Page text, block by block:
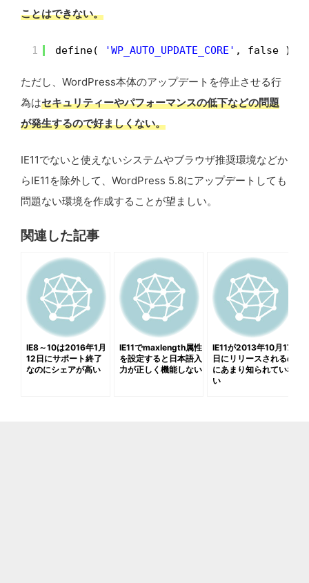
ことはできない。
1 define( 'WP_AUTO_UPDATE_CORE' , false );
ただし、WordPress本体のアップデートを停止させる行
為はセキュリティーやパフォーマンスの低下などの問題
が発生するので好ましくない。
IE11でないと使えないシステムやブラウザ推奨環境などか
らIE11を除外して、WordPress 5.8にアップデートしても
問題ない環境を作成することが望ましい。
関連した記事
IE8～10は2016年1月
12日にサポート終了
なのにシェアが高い
IE11でmaxlength属性
を設定すると日本語入
力が正しく機能しない
IE11が2013年10月17
日にリリースされるの
にあまり知られていな
い